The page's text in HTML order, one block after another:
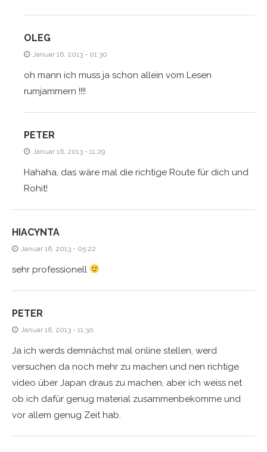
OLEG
Januar 16, 2013 - 01:30
oh mann ich muss ja schon allein vom Lesen
rumjammern !!!!
PETER
Januar 16, 2013 - 11:29
Hahaha, das wäre mal die richtige Route für dich und
Rohit!
HIACYNTA
Januar 16, 2013 - 05:22
sehr professionell
PETER
Januar 16, 2013 - 11:30
Ja ich werds demnächst mal online stellen, werd
versuchen da noch mehr zu machen und nen richtige
video über Japan draus zu machen, aber ich weiss net
ob ich dafür genug material zusammenbekomme und
vor allem genug Zeit hab.